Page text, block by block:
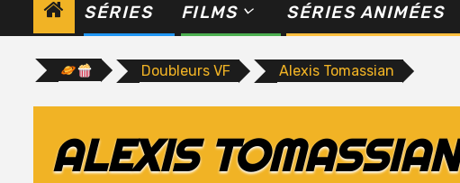
SÉRIES FILMS SÉRIES ANIMÉES
Doubleurs VF Alexis Tomassian
ALEXIS TOMASSIAN